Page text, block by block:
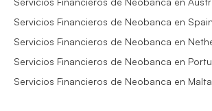
Servicios Financieros de Neobanca en Spain
Servicios Financieros de Neobanca en
Servicios Financieros de Neobanca en
Servicios Financieros de Neobanca en Malta